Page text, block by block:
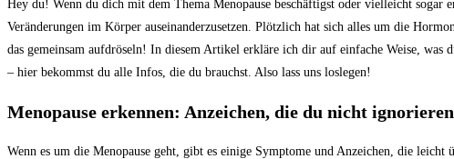
Hey⁣ du! Wenn du dich mit dem Thema Menopause beschäftigst oder⁢ vielleicht
Veränderungen im Körper auseinanderzusetzen. Plötzlich​ hat sich ⁣alles um die
das ‍gemeinsam ​aufdröseln!⁣ In diesem Artikel erkläre ich‍ dir auf einfache ⁣Weise, was
–⁣ hier bekommst du​ alle Infos, ⁣die du brauchst. Also⁢ lass⁣ uns‌ loslegen!
Menopause erkennen: Anzeichen, die du nicht
Wenn es um die Menopause geht, gibt es einige ​Symptome und Anzeichen, ​die